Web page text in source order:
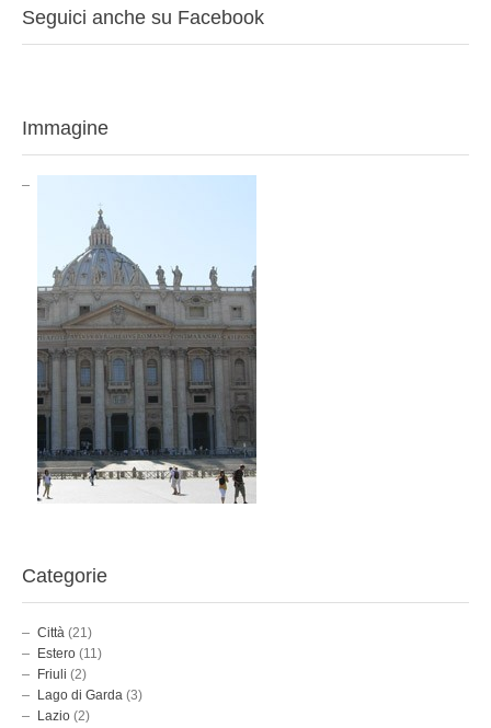
Seguici anche su Facebook
Immagine
Categorie
Città (21)
Estero (11)
Friuli (2)
Lago di Garda (3)
Lazio (2)